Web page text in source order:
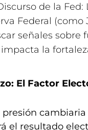
de la Fed:
Federal (como
señales sobre
la
El Factor
cambiaria
el resultado